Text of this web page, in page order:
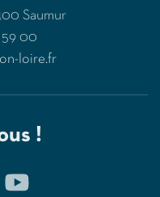
Saumur
59 00
loire.fr
!